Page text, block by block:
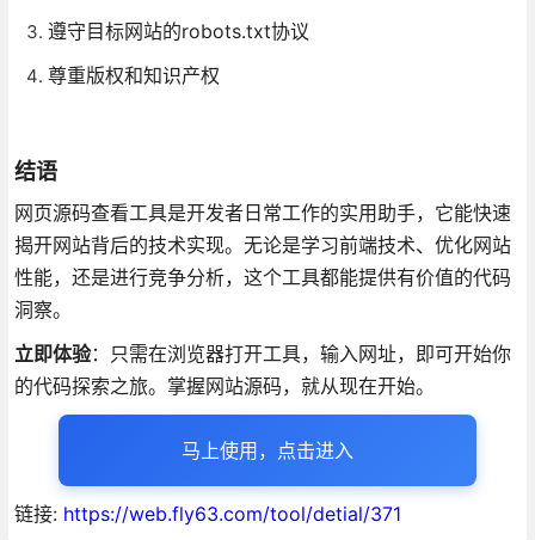
遵守目标网站的robots.txt协议
尊重版权和知识产权
结语
网页源码查看工具是开发者日常工作的实用助手，它能快速
揭开网站背后的技术实现。无论是学习前端技术、优化网站
性能，还是进行竞争分析，这个工具都能提供有价值的代码
洞察。
立即体验：只需在浏览器打开工具，输入网址，即可开始你
的代码探索之旅。掌握网站源码，就从现在开始。
马上使用，点击进入
链接: https://web.fly63.com/tool/detial/371